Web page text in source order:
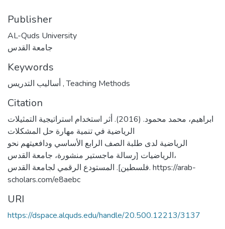
Publisher
AL-Quds University
جامعة القدس
Keywords
,Teaching Methods
Citation
ابراهيم، محمد محمود. (2016). أثر استخدام استراتيجية التمثيلات
الرياضية في تنمية مهارة حل المشكلات
الرياضية لدى طلبة الصف الرابع الأساسي ودافعيتهم نحو
الرياضيات [رسالة ماجستير منشورة، جامعة القدس،
فلسطين]. المستودع الرقمي لجامعة القدس. https://arab-
scholars.com/e8aebc
URI
https://dspace.alquds.edu/handle/20.500.12213/3137